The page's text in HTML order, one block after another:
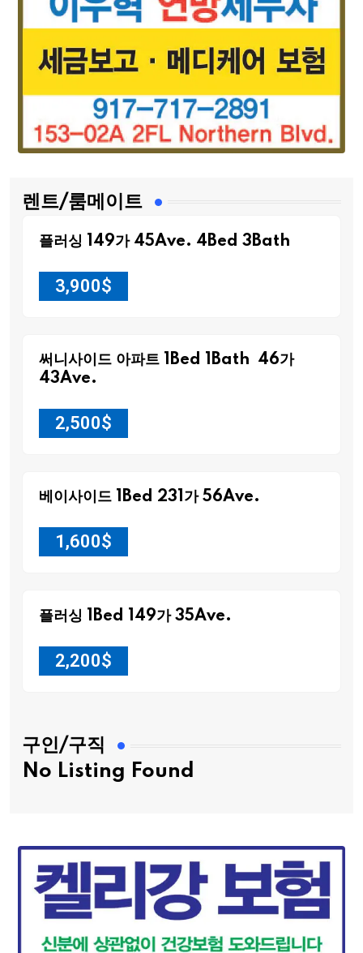
렌트/룸메이트
플러싱 149가 45Ave. 4Bed 3Bath
3,900$
써니사이드 아파트 1Bed 1Bath 46가
43Ave.
2,500$
베이사이드 1Bed 231가 56Ave.
1,600$
플러싱 1Bed 149가 35Ave.
2,200$
구인/구직
No Listing Found